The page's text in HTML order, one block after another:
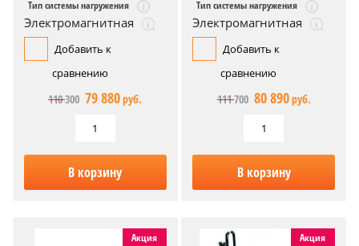
Тип системы нагружения
Электромагнитная
Добавить к
сравнению
110 300 79 880руб.
В корзину
Тип системы нагружения
Электромагнитная
Добавить к
сравнению
111 700 80 890руб.
В корзину
Акция Акция